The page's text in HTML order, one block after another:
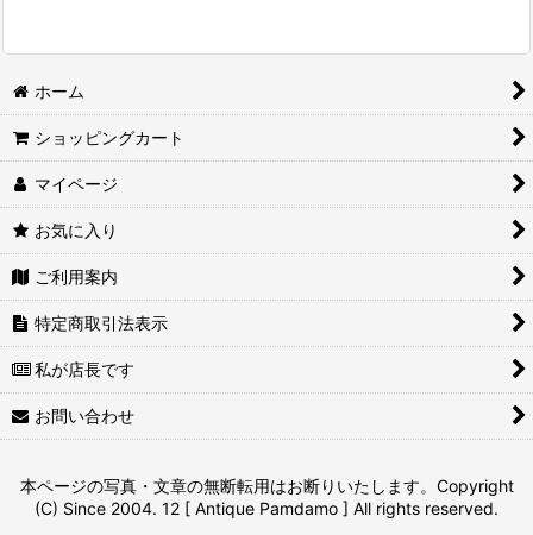
ホーム
ショッピングカート
マイページ
お気に入り
ご利用案内
特定商取引法表示
私が店長です
お問い合わせ
本ページの写真・文章の無断転用はお断りいたします。Copyright
(C) Since 2004. 12 [ Antique Pamdamo ] All rights reserved.